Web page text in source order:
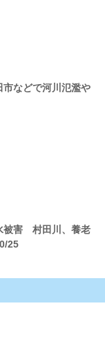
などで河川氾濫や
被害 村田川、養老
25